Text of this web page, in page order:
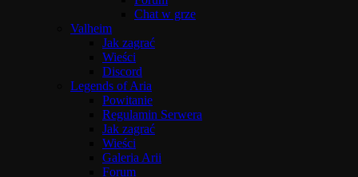
Chat w grze
Valheim
Jak zagrać
Wieści
Discord
Legends of Aria
Powitanie
Regulamin Serwera
Jak zagrać
Wieści
Galeria Arii
Forum